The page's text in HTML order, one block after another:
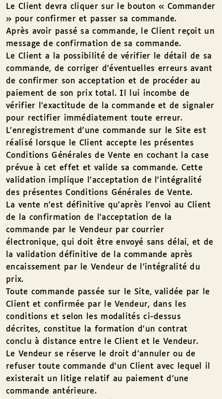
Le Client devra cliquer sur le bouton « Commander
» pour confirmer et passer sa commande.
Après avoir passé sa commande, le Client reçoit un
message de confirmation de sa commande.
Le Client a la possibilité de vérifier le détail de sa
commande, de corriger d’éventuelles erreurs avant
de confirmer son acceptation et de procéder au
paiement de son prix total. Il lui incombe de
vérifier l’exactitude de la commande et de signaler
pour rectifier immédiatement toute erreur.
L’enregistrement d’une commande sur le Site est
réalisé lorsque le Client accepte les présentes
Conditions Générales de Vente en cochant la case
prévue à cet effet et valide sa commande. Cette
validation implique l’acceptation de l’intégralité
des présentes Conditions Générales de Vente.
La vente n’est définitive qu’après l’envoi au Client
de la confirmation de l’acceptation de la
commande par le Vendeur par courrier
électronique, qui doit être envoyé sans délai, et de
la validation définitive de la commande après
encaissement par le Vendeur de l’intégralité du
prix.
Toute commande passée sur le Site, validée par le
Client et confirmée par le Vendeur, dans les
conditions et selon les modalités ci-dessus
décrites, constitue la formation d’un contrat
conclu à distance entre le Client et le Vendeur.
Le Vendeur se réserve le droit d’annuler ou de
refuser toute commande d’un Client avec lequel il
existerait un litige relatif au paiement d’une
commande antérieure.